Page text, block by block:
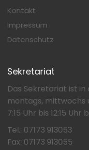
Kontakt
Impressum
Datenschutz
Sekretariat
Das Sekretariat ist in
montags, mittwochs
7:15 Uhr bis 12:15 Uhr
Tel.: 07173 913053
Fax: 07173 913055